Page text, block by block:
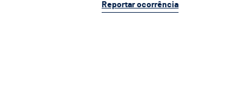
Reportar ocorrência